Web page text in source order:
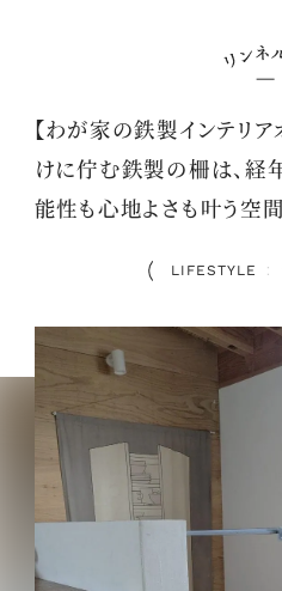
【わが家の鉄製インテリ
けに佇む鉄製の柵は、経
能性も心地よさも叶う空
LIFESTYLE ：